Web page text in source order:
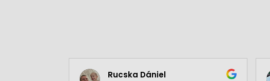
Rucska Dániel